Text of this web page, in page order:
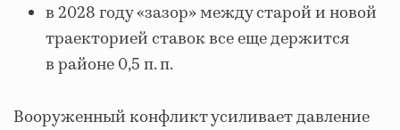
в 2028 году «зазор» между старой и новой
траекторией ставок все еще держится
в районе 0,5 п. п.
Вооруженный конфликт усиливает давление